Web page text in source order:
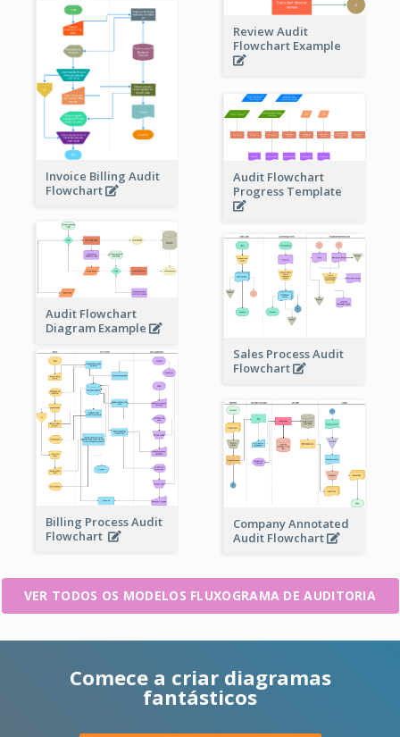
Review Audit
Flowchart Example
Invoice Billing Audit
Flowchart
Audit Flowchart
Progress Template
Audit Flowchart
Diagram Example
Sales Process Audit
Flowchart
Billing Process Audit
Flowchart
Company Annotated
Audit Flowchart
VER TODOS OS MODELOS FLUXOGRAMA DE AUDITORIA
Comece a criar diagramas
fantásticos